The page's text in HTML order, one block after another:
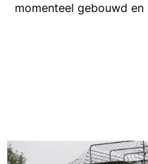
momenteel gebouwd